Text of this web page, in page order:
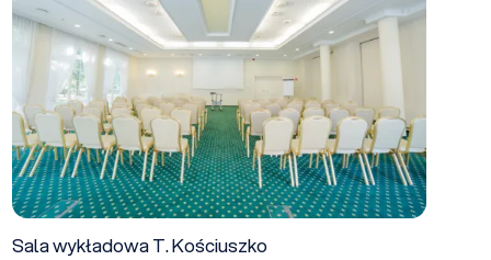
Sala wykładowa T. Kościuszko